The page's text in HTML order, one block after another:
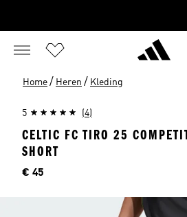
Home / Heren / Kleding
5 (4)
CELTIC FC TIRO 25
SHORT
Prijs
€ 45